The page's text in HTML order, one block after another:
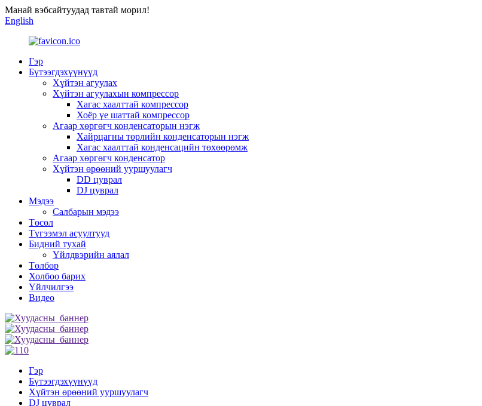
Манай вэбсайтуудад тавтай морил!
English
Гэр
Бүтээгдэхүүнүүд
Хүйтэн агуулах
Хүйтэн агуулахын компрессор
Хагас хаалттай компрессор
Хоёр үе шаттай компрессор
Агаар хөргөгч конденсаторын нэгж
Хайрцагны төрлийн конденсаторын нэгж
Хагас хаалттай конденсацийн төхөөрөмж
Агаар хөргөгч конденсатор
Хүйтэн өрөөний ууршуулагч
DD цуврал
DJ цуврал
Мэдээ
Салбарын мэдээ
Төсөл
Түгээмэл асуултууд
Бидний тухай
Үйлдвэрийн аялал
Төлбөр
Холбоо барих
Үйлчилгээ
Видео
Гэр
Бүтээгдэхүүнүүд
Хүйтэн өрөөний ууршуулагч
DJ цуврал